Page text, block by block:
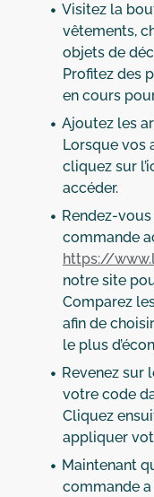
Visitez la
vêtements,
objets de
Profitez des
en cours
Ajoutez les
Lorsque vos
cliquez sur
accéder.
Rendez-
commande
https://
notre site
Comparez
afin de
le plus
Revenez sur
votre code
Cliquez
appliquer
Maintenant
commande